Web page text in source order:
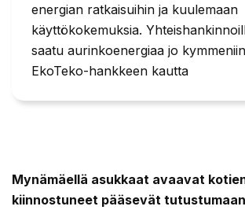
energian ratkaisuihin ja kuulemaan
käyttökokemuksia.
saatu aurinkoenergiaa jo
EkoTeko-hankkeen kautta
Mynämäellä asukkaat avaavat
kiinnostuneet pääsevät